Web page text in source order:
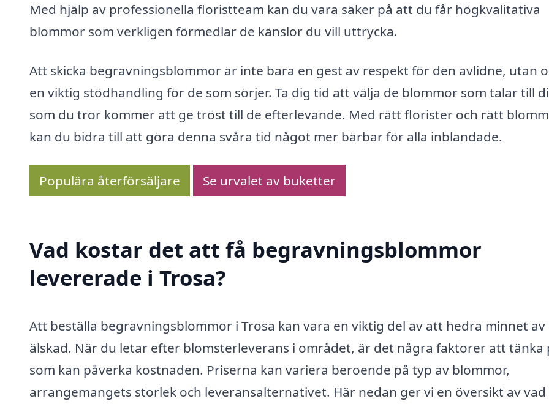
Med hjälp av professionella floristteam kan du vara säker på att du får högkvalitativa
blommor som verkligen förmedlar de känslor du vill uttrycka.
Att skicka begravningsblommor är inte bara en gest av respekt för den avlidne, utan
en viktig stödhandling för de som sörjer. Ta dig tid att välja de blommor som talar till
som du tror kommer att ge tröst till de efterlevande. Med rätt florister och rätt
kan du bidra till att göra denna svåra tid något mer bärbar för alla inblandade.
Populära återförsäljare Se urvalet av buketter
Vad kostar det att få begravningsblommor
levererade i Trosa?
Att beställa begravningsblommor i Trosa kan vara en viktig del av att hedra minnet av
älskad. När du letar efter blomsterleverans i området, är det några faktorer att tänka
som kan påverka kostnaden. Priserna kan variera beroende på typ av blommor,
arrangemangets storlek och leveransalternativet. Här nedan ger vi en översikt av